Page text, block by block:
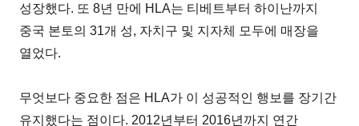
성장했다. 또 8년 만에 HLA는 티베트부터 하이난까지
중국 본토의 31개 성, 자치구 및 지자체 모두에 매장을
열었다.
무엇보다 중요한 점은 HLA가 이 성공적인 행보를 장기간
유지했다는 점이다. 2012년부터 2016년까지 연간